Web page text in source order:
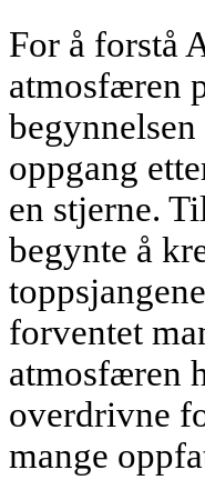
For å forstå
atmosfæren
oppgang
en stjerne.
begynte å
forventet
atmosfæren
overdrivne
mange